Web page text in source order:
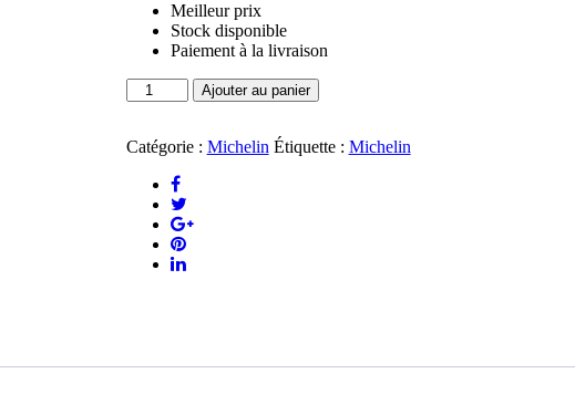
Meilleur prix
Stock disponible
Paiement à la livraison
quantité
de
Michelin
SPORT
SUV
255/55
R20
Ajouter au panier
Catégorie : Michelin Étiquette : Michelin